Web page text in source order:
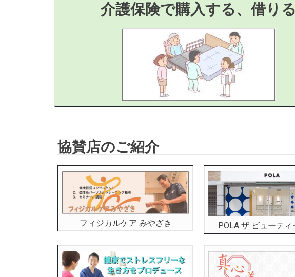
介護保険で購入する、借りる
協賛店のご紹介
フィジカルケア みやざき POLA ザ ビューテ